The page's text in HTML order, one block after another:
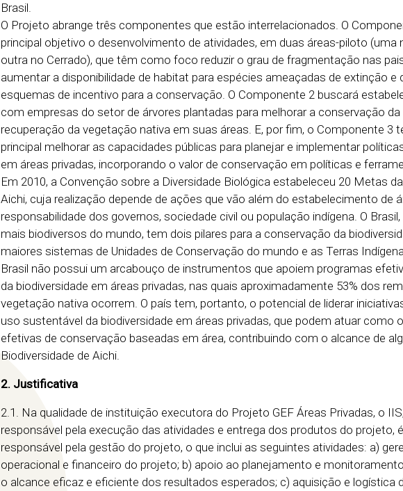
Brasil.
O Projeto abrange três componentes que estão interrelacionados. O
principal objetivo o desenvolvimento de atividades, em duas áreas-piloto (uma
outra no Cerrado), que têm como foco reduzir o grau de fragmentação nas
aumentar a disponibilidade de habitat para espécies ameaçadas de extinção e
esquemas de incentivo para a conservação. O Componente 2 buscará
com empresas do setor de árvores plantadas para melhorar a conservação da
recuperação da vegetação nativa em suas áreas. E, por fim, o Componente 3
principal melhorar as capacidades públicas para planejar e implementar
em áreas privadas, incorporando o valor de conservação em políticas e
Em 2010, a Convenção sobre a Diversidade Biológica estabeleceu 20 Metas
Aichi, cuja realização depende de ações que vão além do estabelecimento de
responsabilidade dos governos, sociedade civil ou população indígena. O
mais biodiversos do mundo, tem dois pilares para a conservação da
maiores sistemas de Unidades de Conservação do mundo e as Terras
Brasil não possui um arcabouço de instrumentos que apoiem programas
da biodiversidade em áreas privadas, nas quais aproximadamente 53% dos
vegetação nativa ocorrem. O país tem, portanto, o potencial de liderar
uso sustentável da biodiversidade em áreas privadas, que podem atuar como
efetivas de conservação baseadas em área, contribuindo com o alcance de
Biodiversidade de Aichi.
2. Justificativa
2.1. Na qualidade de instituição executora do Projeto GEF Áreas Privadas, o
responsável pela execução das atividades e entrega dos produtos do projeto,
responsável pela gestão do projeto, o que inclui as seguintes atividades: a)
operacional e financeiro do projeto; b) apoio ao planejamento e
o alcance eficaz e eficiente dos resultados esperados; c) aquisição e logística